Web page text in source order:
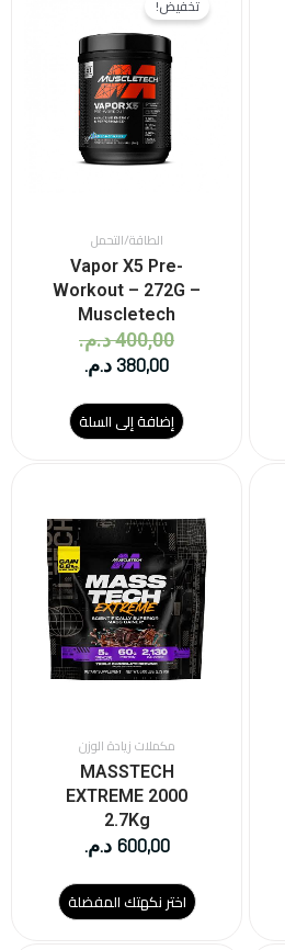
تخفيض!
الطاقة/التحمل
Vapor X5 Pre-
Workout – 272G –
Muscletech
400,00د.م.
400,00 د.م..
380,00د.م.
380,00 د.م..
إضافة إلى السلة
مكملات زيادة الوزن
MASSTECH
EXTREME 2000
2.7Kg
600,00 د.م.
اختر نكهتك المفضلة
من
الأشكال
المختلفة
لهذا
المنتج.
يمكن
اختيار